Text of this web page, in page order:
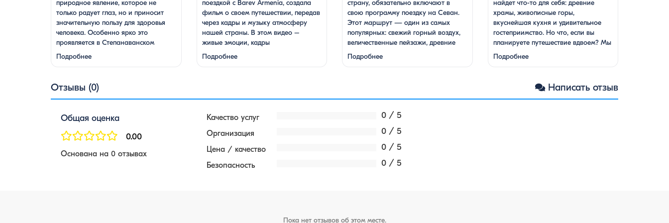
природное явление, которое не
только радует глаз, но и приносит
значительную пользу для здоровья
человека. Особенно ярко это
проявляется в Степанаванском
дендропарке в Армении, где сосны
цветут в конце мая, создавая
воздух целебными веществами.
Степанаванский дендропарк:
жемчужина Лорийской области
известный как «Сочут» (в …
Подробнее
поездкой с Barev Armenia, создала
фильм о своем путешествии, передав
через кадры и музыку атмосферу
нашей страны. В этом видео –
живые эмоции, кадры
фантастической красоты
монастырей, захватывающие виды
завораживающие мелодии дудука
Дживана Гаспаряна стало
настоящим погружением …
Подробнее
страну, обязательно включают в
свою программу поездку на Севан.
Этот маршрут — один из самых
популярных: свежий горный воздух,
величественные пейзажи, древние
храмы и, конечно же, местная кухня.
На Севане можно посетить
который менее известен, но не менее
Подробнее
найдет что-то для себя: древние
храмы, живописные горы,
вкуснейшая кухня и удивительное
гостеприимство. Но что, если вы
планируете путешествие вдвоем? Мы
подготовили туры, которые подойдут
для всех случаев — будь вы друзьями,
молодой парой или супругами в
возрасте. Какой тур выбрать для
путешествия вдвоем? 1. …
Подробнее
Отзывы (0) Написать отзыв
Общая оценка
0.00
Основана на 0 отзывах
Качество услуг 0 / 5
Организация 0 / 5
Цена / качество 0 / 5
Безопасность 0 / 5
Пока нет отзывов об этом месте.